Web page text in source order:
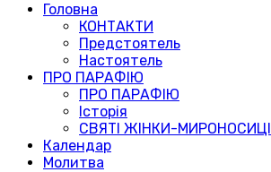
Головна
КОНТАКТИ
Предстоятель
Настоятель
ПРО ПАРАФІЮ
ПРО ПАРАФІЮ
Історія
СВЯТІ ЖІНКИ-МИРОНОСИЦІ
Календар
Молитва